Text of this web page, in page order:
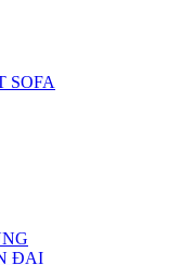
SOFA
ĐẠI